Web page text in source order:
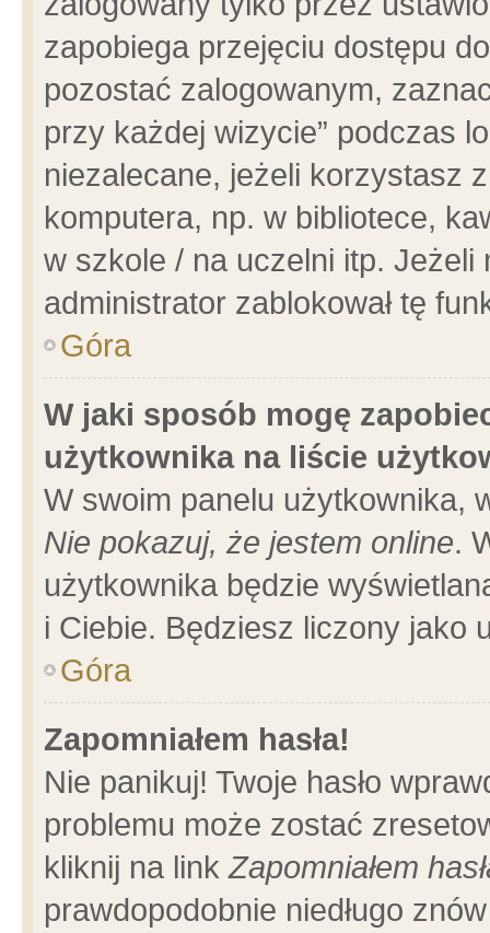
zapobiega przejęciu dostępu
pozostać zalogowanym,
przy każdej wizycie” podczas
niezalecane, jeżeli korzystasz
komputera, np. w bibliotece,
w szkole / na uczelni itp.
administrator zablokował tę
Góra
W jaki sposób mogę
użytkownika na liście
W swoim panelu użytkownika,
Nie pokazuj, że jestem online.
użytkownika będzie
i Ciebie. Będziesz liczony jako
Góra
Zapomniałem hasła!
Nie panikuj! Twoje hasło
problemu może zostać
kliknij na linkZapomniałem
prawdopodobnie niedługo